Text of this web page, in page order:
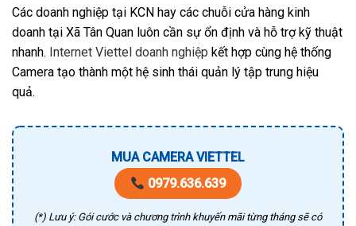
Các doanh nghiệp tại KCN hay các chuỗi cửa hàng kinh
doanh tại Xã Tân Quan luôn cần sự ổn định và hỗ trợ kỹ thuật
nhanh. Internet Viettel doanh nghiệp kết hợp cùng hệ thống
Camera tạo thành một hệ sinh thái quản lý tập trung hiệu
quả.
MUA CAMERA VIETTEL
0979.636.639
(*) Lưu ý: Gói cước và chương trình khuyến mãi từng tháng sẽ có